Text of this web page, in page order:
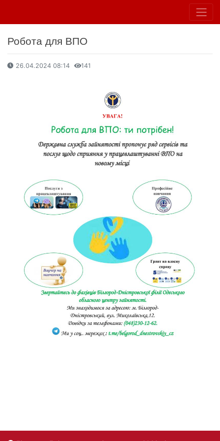
Робота для ВПО
26.04.2024 08:14 141